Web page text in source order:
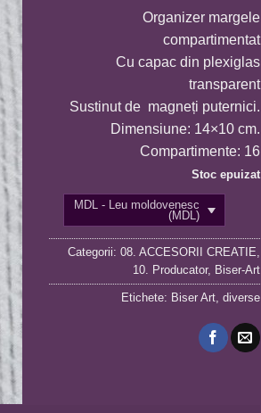
Organizer margele
compartimentat
Cu capac din plexiglas
transparent
Sustinut de magneți puternici.
Dimensiune: 14×10 cm.
Compartimente: 16
Stoc epuizat
MDL - Leu moldovenesc
(MDL)
Categorii: 08. ACCESORII CREATIE,
10. Producator, Biser-Art
Etichete: Biser Art, diverse